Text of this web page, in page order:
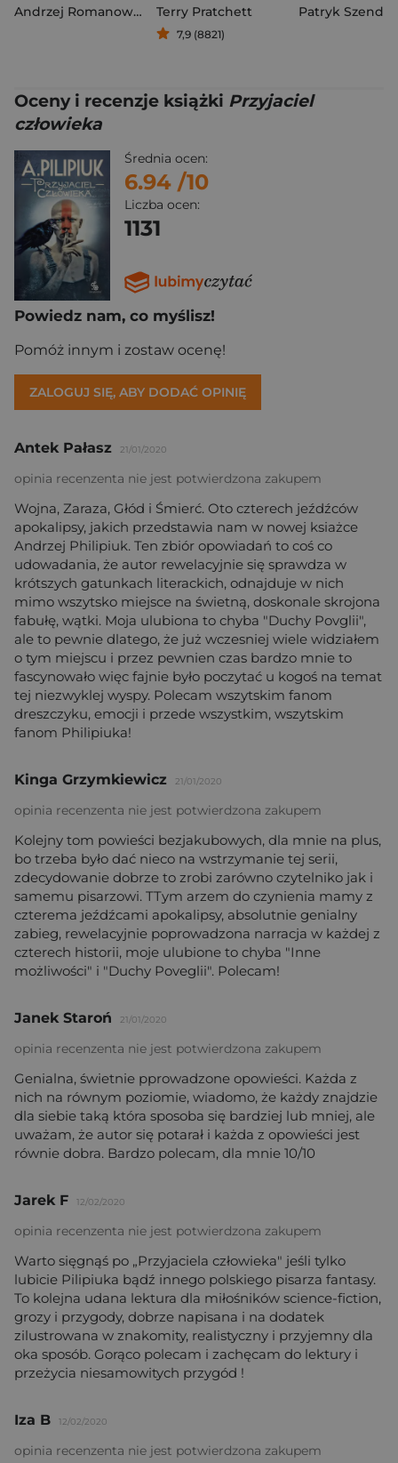
Andrzej Romanowski
Terry Pratchett
7,9 (8821)
Patryk
Oceny i recenzje książki Przyjaciel
człowieka
Średnia ocen:
6.94 /10
Liczba ocen:
1131
Powiedz nam, co myślisz!
Pomóż innym i zostaw ocenę!
ZALOGUJ SIĘ, ABY DODAĆ OPINIĘ
Antek Pałasz 21/01/2020
opinia recenzenta nie jest potwierdzona zakupem
Wojna, Zaraza, Głód i Śmierć. Oto czterech jeźdźców
apokalipsy, jakich przedstawia nam w nowej ksiażce
Andrzej Philipiuk. Ten zbiór opowiadań to coś co
udowadania, że autor rewelacyjnie się sprawdza w
krótszych gatunkach literackich, odnajduje w nich
mimo wszytsko miejsce na świetną, doskonale skrojona
fabułę, wątki. Moja ulubiona to chyba "Duchy Povglii",
ale to pewnie dlatego, że już wczesniej wiele widziałem
o tym miejscu i przez pewnien czas bardzo mnie to
fascynowało więc fajnie było poczytać u kogoś na temat
tej niezwyklej wyspy. Polecam wszytskim fanom
dreszczyku, emocji i przede wszystkim, wszytskim
fanom Philipiuka!
Kinga Grzymkiewicz 21/01/2020
opinia recenzenta nie jest potwierdzona zakupem
Kolejny tom powieści bezjakubowych, dla mnie na plus,
bo trzeba było dać nieco na wstrzymanie tej serii,
zdecydowanie dobrze to zrobi zarówno czytelniko jak i
samemu pisarzowi. TTym arzem do czynienia mamy z
czterema jeźdźcami apokalipsy, absolutnie genialny
zabieg, rewelacyjnie poprowadzona narracja w każdej z
czterech historii, moje ulubione to chyba "Inne
możliwości" i "Duchy Poveglii". Polecam!
Janek Staroń 21/01/2020
opinia recenzenta nie jest potwierdzona zakupem
Genialna, świetnie pprowadzone opowieści. Każda z
nich na równym poziomie, wiadomo, że każdy znajdzie
dla siebie taką która sposoba się bardziej lub mniej, ale
uważam, że autor się potarał i każda z opowieści jest
równie dobra. Bardzo polecam, dla mnie 10/10
Jarek F 12/02/2020
opinia recenzenta nie jest potwierdzona zakupem
Warto sięgnąś po „Przyjaciela człowieka" jeśli tylko
lubicie Pilipiuka bądź innego polskiego pisarza fantasy.
To kolejna udana lektura dla miłośników science-fiction,
grozy i przygody, dobrze napisana i na dodatek
zilustrowana w znakomity, realistyczny i przyjemny dla
oka sposób. Gorąco polecam i zachęcam do lektury i
przeżycia niesamowitych przygód !
Iza B 12/02/2020
opinia recenzenta nie jest potwierdzona zakupem